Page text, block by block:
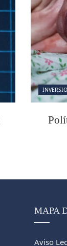
MAPA
Aviso